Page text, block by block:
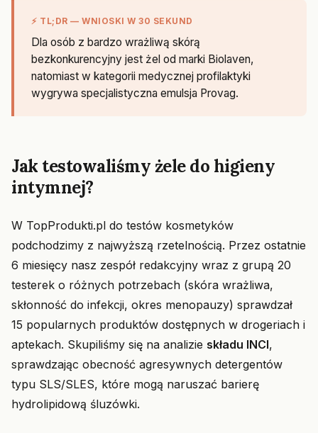
⚡ TL;DR — WNIOSKI W 30 SEKUND
Dla osób z bardzo wrażliwą skórą
bezkonkurencyjny jest żel od marki Biolaven,
natomiast w kategorii medycznej profilaktyki
wygrywa specjalistyczna emulsja Provag.
Jak testowaliśmy żele do higieny
intymnej?
W TopProdukti.pl do testów kosmetyków
podchodzimy z najwyższą rzetelnością. Przez ostatnie
6 miesięcy nasz zespół redakcyjny wraz z grupą 20
testerek o różnych potrzebach (skóra wrażliwa,
skłonność do infekcji, okres menopauzy) sprawdzał
15 popularnych produktów dostępnych w drogeriach i
aptekach. Skupiliśmy się na analizie składu INCI,
sprawdzając obecność agresywnych detergentów
typu SLS/SLES, które mogą naruszać barierę
hydrolipidową śluzówki.